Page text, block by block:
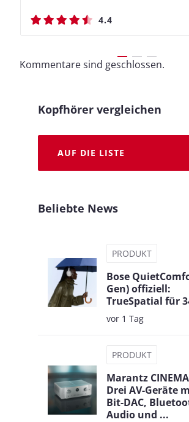
4.4
4.4
4.5
4.5
Kommentare sind geschlossen.
Kopfhörer vergleichen
AUF DIE LISTE
Beliebte News
PRODUKT
Bose
Gen) offiziell:
TrueSpatial für
vor 1 Tag
PRODUKT
Marantz
Drei AV-Geräte
Bit-DAC,
Audio und ...